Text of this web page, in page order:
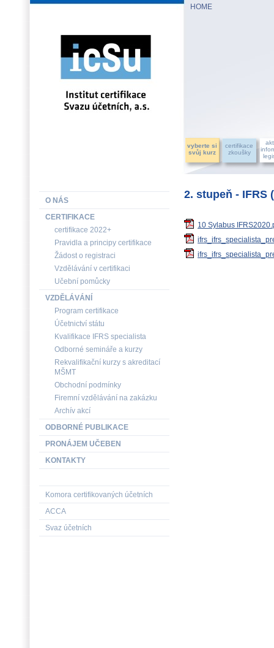
HOME
vyberte si
svůj kurz
certifikace
zkoušky
2. stupeň - IFRS
10 Sylabus
O NÁS
CERTIFIKACE
certifikace 2022+
Pravidla a principy certifikace
Žádost o registraci
Vzdělávání v certifikaci
Učební pomůcky
VZDĚLÁVÁNÍ
Program certifikace
Účetnictví státu
Kvalifikace IFRS specialista
Odborné semináře a kurzy
Rekvalifikační kurzy s akreditací
MŠMT
Obchodní podmínky
Firemní vzdělávání na zakázku
Archív akcí
ODBORNÉ PUBLIKACE
PRONÁJEM UČEBEN
KONTAKTY
Komora certifikovaných účetních
ACCA
Svaz účetních